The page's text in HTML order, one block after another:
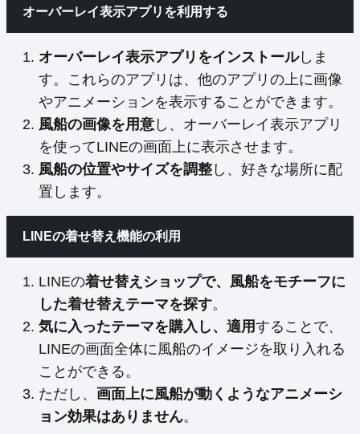
オーバーレイ表示アプリを利用する
オーバーレイ表示アプリをインストールしま
す。これらのアプリは、他のアプリの上に画像
やアニメーションを表示することができます。
風船の画像を用意 し、オーバーレイ表示アプリ
を使ってLINEの画面上に表示させます。
風船の位置やサイズを調整 し、好きな場所に配
置します。
LINEの着せ替え機能の利用
LINEの着せ替えショップで、風船をモチーフに
した着せ替えテーマを探す。
気に入ったテーマを購入し、適用することで、
LINEの画面全体に風船のイメージを取り入れる
ことができる。
ただし、 画面上に風船が動くようなアニメーシ
ョン効果はありません。